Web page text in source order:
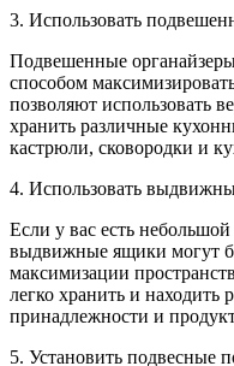
3. Использовать
Подвешенные
способом
позволяют использовать
хранить различные
кастрюли, сковородки и
4. Использовать
Если у вас есть
выдвижные ящики могут
максимизации
легко хранить и находить
принадлежности и
5. Установить подвесные